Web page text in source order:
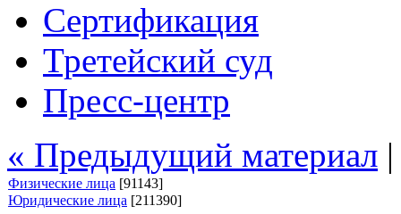
Сертификация
Третейский суд
Пресс-центр
« Предыдущий материал
Физические лица [91143]
Юридические лица [211390]